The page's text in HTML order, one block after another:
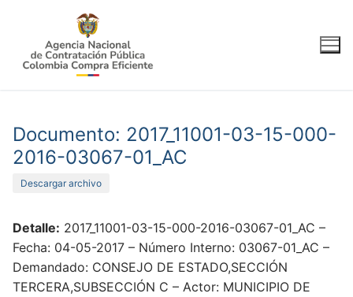
contenido
Documento: 2017_11001-03-15-000-
2016-03067-01_AC
Descargar archivo
Detalle: 2017_11001-03-15-000-2016-03067-01_AC –
Fecha: 04-05-2017 – Número Interno: 03067-01_AC –
Demandado: CONSEJO DE ESTADO,SECCIÓN
TERCERA,SUBSECCIÓN C – Actor: MUNICIPIO DE